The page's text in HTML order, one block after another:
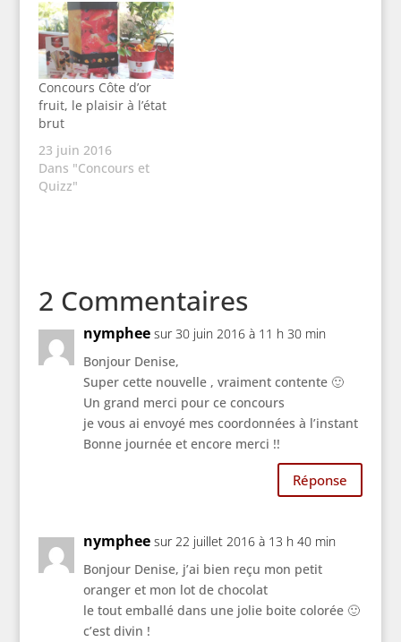
de chocolat et la
caisse d'oranges.
Bravo à elle. Merci à
tous pour votre
participation et…
Concours Côte d’or
fruit, le plaisir à l’état
brut
23 juin 2016
Dans "Concours et
Quizz"
2 Commentaires
nymphee sur 30 juin 2016 à 11 h 30 min
Bonjour Denise,
Super cette nouvelle , vraiment contente 🙂
Un grand merci pour ce concours
je vous ai envoyé mes coordonnées à l’instant
Bonne journée et encore merci !!
Réponse
nymphee sur 22 juillet 2016 à 13 h 40 min
Bonjour Denise, j’ai bien reçu mon petit
oranger et mon lot de chocolat
le tout emballé dans une jolie boite colorée 🙂
c’est divin !